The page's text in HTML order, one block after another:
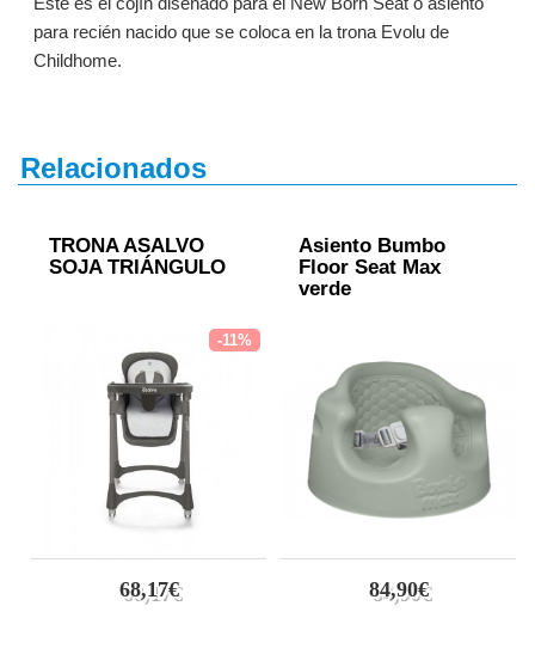
para recién nacido que se coloca en la trona Evolu de
Childhome.
Relacionados
TRONA ASALVO
SOJA TRIÁNGULO
-11%
68,17€
Asiento Bumbo
Floor Seat Max
verde
84,90€